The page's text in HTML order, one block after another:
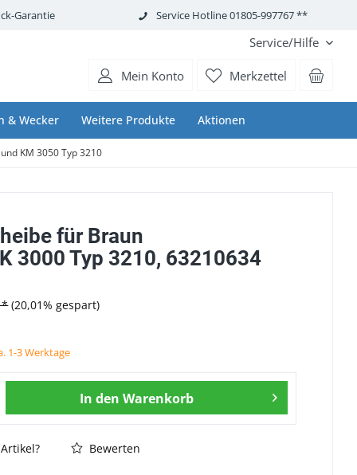
Garantie Service Hotline 01805-997767 **
Service/Hilfe
Merkzettel
Mein Konto
& Wecker Weitere Produkte Aktionen
KM 3050 Typ 3210
für Braun
3000 Typ 3210, 63210634
* (20,01% gespart)
1-3 Werktage
In den Warenkorb
Bewerten